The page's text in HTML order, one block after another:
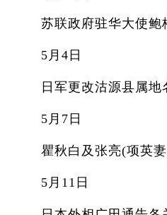
苏联政府驻华大使鲍格
5月4日
日军更改沽源县属地
5月7日
瞿秋白及张亮(项英妻)
5月11日